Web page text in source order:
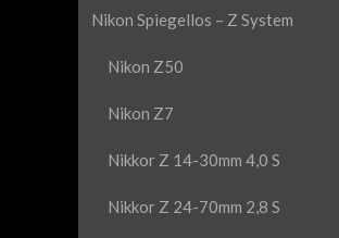
Nikon Spiegellos – Z System
Nikon Z50
Nikon Z7
Nikkor Z 14-30mm 4,0 S
Nikkor Z 24-70mm 2,8 S